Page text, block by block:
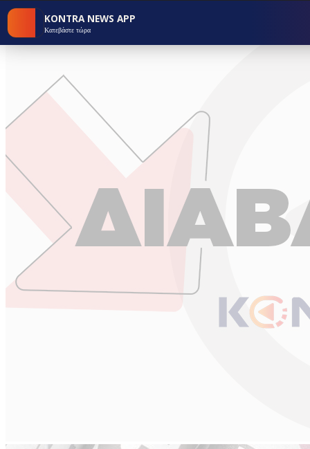
KONTRA NEWS APP
Κατεβάστε τώρα